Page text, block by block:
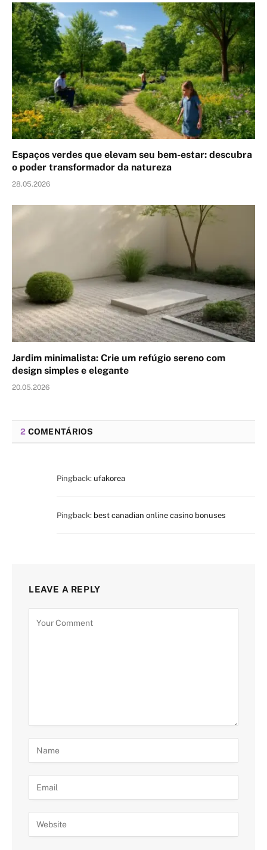
Espaços verdes que elevam seu bem-estar: descubra
o poder transformador da natureza
28.05.2026
Jardim minimalista: Crie um refúgio sereno com
design simples e elegante
20.05.2026
2 COMENTÁRIOS
Pingback: ufakorea
Pingback: best canadian online casino bonuses
LEAVE A REPLY